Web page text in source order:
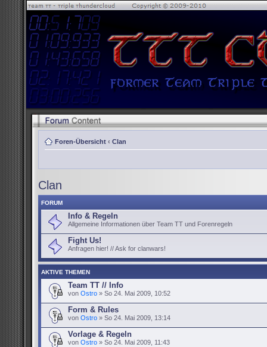
Foren-Übersicht ‹ Clan
Clan
FORUM
Info & Regeln
Allgemeine Informationen über Team TT und Forenregeln
Fight Us!
Anfragen hier! // Ask for clanwars!
AKTIVE THEMEN
Team TT // Info
von Ostro » So 24. Mai 2009, 10:52
Form & Rules
von Ostro » So 24. Mai 2009, 13:14
Vorlage & Regeln
von Ostro » So 24. Mai 2009, 11:43